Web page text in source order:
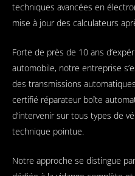
techniques avancées en
mise à jour des calculateurs
Forte de près de 10 ans
automobile, notre entreprise
des transmissions
certifié réparateur boîte
d’intervenir sur tous types de
technique pointue.
Notre approche se distingue